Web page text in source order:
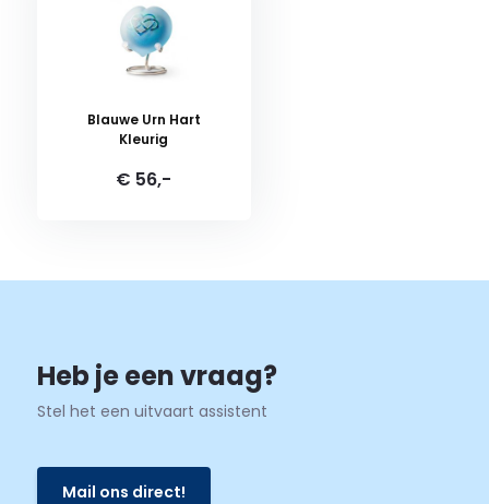
en veilige verzending!
Aan afbeeldingen kunnen geen rechten worden ontleend.
Blauwe Urn Hart
Kleurig
€ 56,-
Heb je een vraag?
Stel het een uitvaart assistent
Mail ons direct!